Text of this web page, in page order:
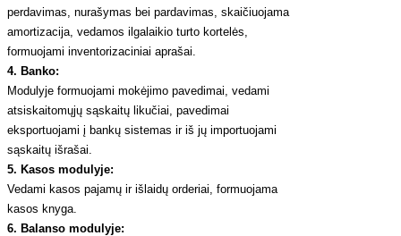
perdavimas, nurašymas bei pardavimas, skaičiuojama
amortizacija, vedamos ilgalaikio turto kortelės,
formuojami inventorizaciniai aprašai.
4. Banko:
Modulyje formuojami mokėjimo pavedimai, vedami
atsiskaitomųjų sąskaitų likučiai, pavedimai
eksportuojami į bankų sistemas ir iš jų importuojami
sąskaitų išrašai.
5. Kasos modulyje:
Vedami kasos pajamų ir išlaidų orderiai, formuojama
kasos knyga.
6. Balanso modulyje: